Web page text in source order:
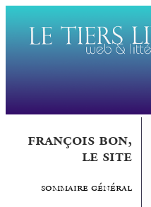
françois bon,
le site
sommaire général